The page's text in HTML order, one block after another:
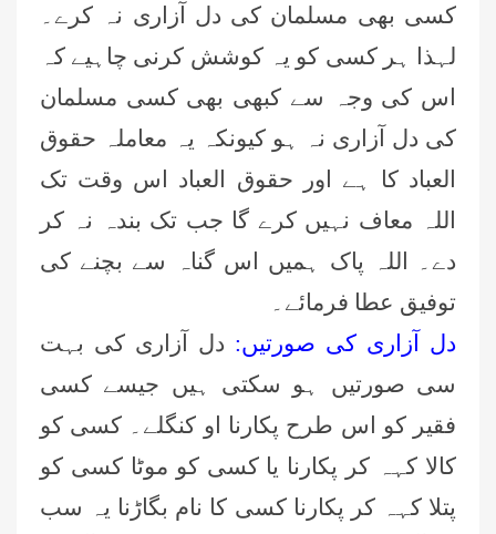
کسی بھی مسلمان کی دل آزاری نہ کرے۔
لہذا ہر کسی کو یہ کوشش کرنی چاہیے کہ
اس کی وجہ سے کبھی بھی کسی مسلمان
کی دل آزاری نہ ہو کیونکہ یہ معاملہ حقوق
العباد کا ہے اور حقوق العباد اس وقت تک
اللہ معاف نہیں کرے گا جب تک بندہ نہ کر
دے۔ اللہ پاک ہمیں اس گناہ سے بچنے کی
توفیق عطا فرمائے۔
دل آزاری کی صورتیں: دل آزاری کی بہت
سی صورتیں ہو سکتی ہیں جیسے کسی
فقیر کو اس طرح پکارنا او کنگلے۔ کسی کو
کالا کہہ کر پکارنا یا کسی کو موٹا کسی کو
پتلا کہہ کر پکارنا کسی کا نام بگاڑنا یہ سب